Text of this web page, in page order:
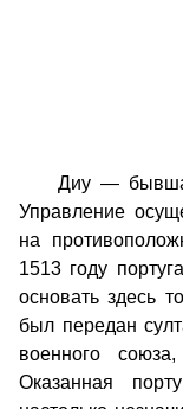
Диу — бывшая
Управление
на
1513 году
основать здесь
был передан
военного
Оказанная